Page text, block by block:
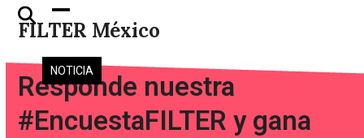
Skip
FILTER México
Open
mobile
menu
Close
mobile
menu
NOTICIA
Responde nuestra
#EncuestaFILTER y gana